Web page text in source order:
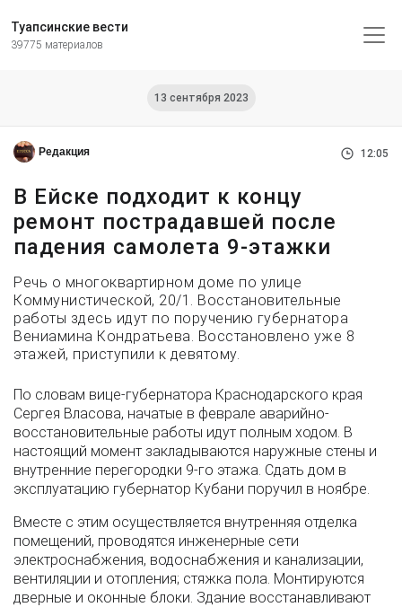
Туапсинские вести
39775 материалов
13 сентября 2023
Редакция 12:05
В Ейске подходит к концу
ремонт пострадавшей после
падения самолета 9-этажки
Речь о многоквартирном доме по улице
Коммунистической, 20/1. Восстановительные
работы здесь идут по поручению губернатора
Вениамина Кондратьева. Восстановлено уже 8
этажей, приступили к девятому.
По словам вице-губернатора Краснодарского края
Сергея Власова, начатые в феврале аварийно-
восстановительные работы идут полным ходом. В
настоящий момент закладываются наружные стены и
внутренние перегородки 9-го этажа. Сдать дом в
эксплуатацию губернатор Кубани поручил в ноябре.
Вместе с этим осуществляется внутренняя отделка
помещений, проводятся инженерные сети
электроснабжения, водоснабжения и канализации,
вентиляции и отопления; стяжка пола. Монтируются
дверные и оконные блоки. Здание восстанавливают